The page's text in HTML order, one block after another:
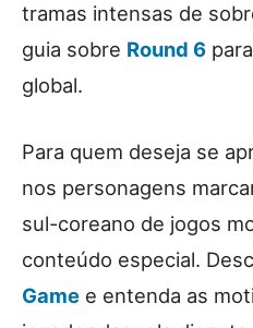
tramas intensas de
guia sobre Round 6
global.
Para quem deseja se
nos personagens
sul-coreano de jogos
conteúdo especial.
Game e entenda as